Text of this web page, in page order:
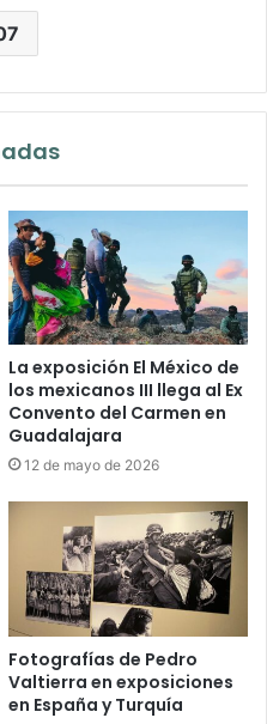
La exposición El México de
los mexicanos III llega al Ex
Convento del Carmen en
Guadalajara
12 de mayo de 2026
Fotografías de Pedro
Valtierra en exposiciones
en España y Turquía